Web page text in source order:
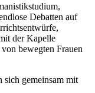
Debatten auf
der Kapelle
bewegten Frauen
gemeinsam mit